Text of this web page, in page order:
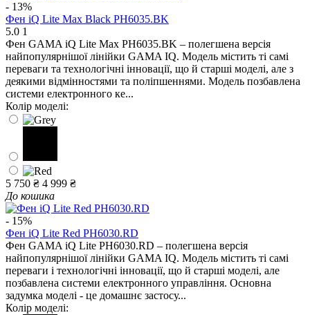
- 13%
Фен iQ Lite Max Black PH6035.BK
5.0 1
Фен GAMA iQ Lite Max PH6035.BK – полегшена версія
найпопулярнішої лінійки GAMA IQ. Модель містить ті самі
переваги та технологічні інновації, що й старші моделі, але з
деякими відмінностями та поліпшеннями. Модель позбавлена ​​
системи електронного ке...
Колір моделі:
5 750 ₴ 4 999 ₴
До кошика
- 15%
Фен iQ Lite Red PH6030.RD
Фен GAMA iQ Lite PH6030.RD – полегшена версія
найпопулярнішої лінійки GAMA IQ. Модель містить ті самі
переваги і технологічні інновації, що й старші моделі, але
позбавлена ​​системи електронного управління. Основна
задумка моделі - це домашнє застосу...
Колір моделі: